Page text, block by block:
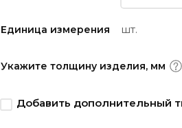
Единица измерения шт.
Укажите толщину изделия, мм
Добавить дополнительный